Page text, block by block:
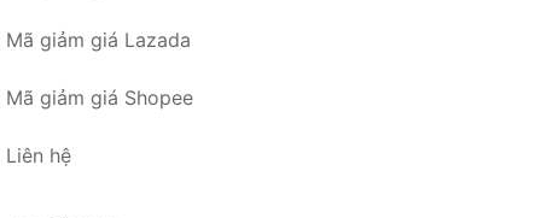
Mã giảm giá Lazada
Mã giảm giá Shopee
Liên hệ